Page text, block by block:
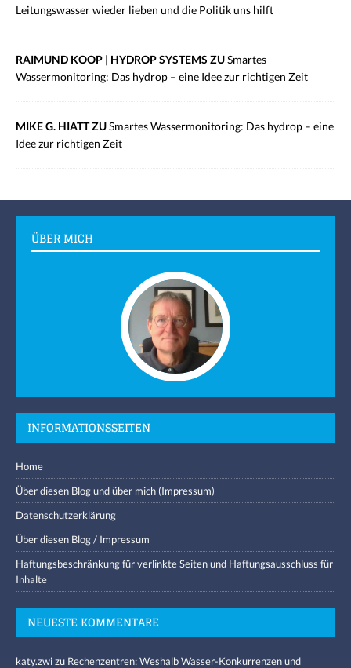
Leitungswasser wieder lieben und die Politik uns hilft
RAIMUND KOOP | HYDROP SYSTEMS ZUSmartes
Wassermonitoring: Das hydrop – eine Idee zur richtigen Zeit
MIKE G. HIATT ZUSmartes Wassermonitoring: Das hydrop – eine
Idee zur richtigen Zeit
ÜBER MICH
INFORMATIONSSEITEN
Home
Über diesen Blog und über mich (Impressum)
Datenschutzerklärung
Über diesen Blog / Impressum
Haftungsbeschränkung für verlinkte Seiten und Haftungsausschluss für
Inhalte
NEUESTE KOMMENTARE
katy.zwizu Rechenzentren: Weshalb Wasser-Konkurrenzen und